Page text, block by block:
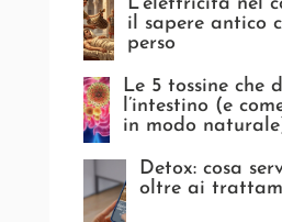
L’elettricità nel
il sapere antico
perso
Le 5 tossine che
l’intestino (e
in modo
Detox: cosa
oltre ai